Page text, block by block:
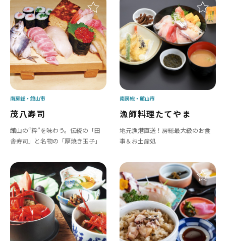
茂八寿司
館山の“粋”を味わう。伝統の「田
舎寿司」と名物の「厚焼き玉子」
南房総 館山市
漁師料理たてやま
地元漁港直送！房総最大級のお食
事＆お土産処
南房総 館山市